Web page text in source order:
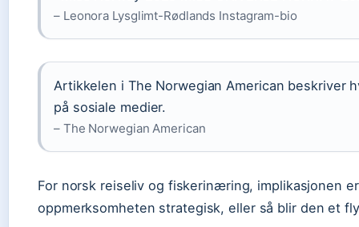
– Leonora Lysglimt-Rødlands Instagram-bio
Artikkelen i The Norwegian American beskriver
på sosiale medier.
– The Norwegian American
For norsk reiseliv og fiskerinæring, implikasjonen
oppmerksomheten strategisk, eller så blir den et